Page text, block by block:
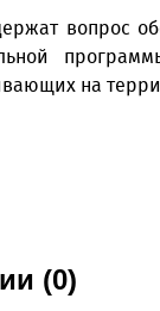
вопрос
на
(0)